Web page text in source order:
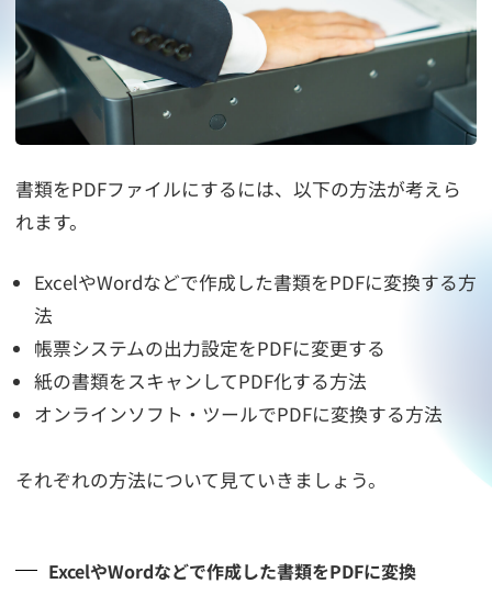
書類をPDFファイルにするには、以下の方法が考えら
れます。
ExcelやWordなどで作成した書類をPDFに変換する方
法
帳票システムの出力設定をPDFに変更する
紙の書類をスキャンしてPDF化する方法
オンラインソフト・ツールでPDFに変換する方法
それぞれの方法について見ていきましょう。
ExcelやWordなどで作成した書類をPDFに変換